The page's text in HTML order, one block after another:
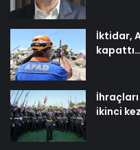
İktidar,
kapattı…
ikinci